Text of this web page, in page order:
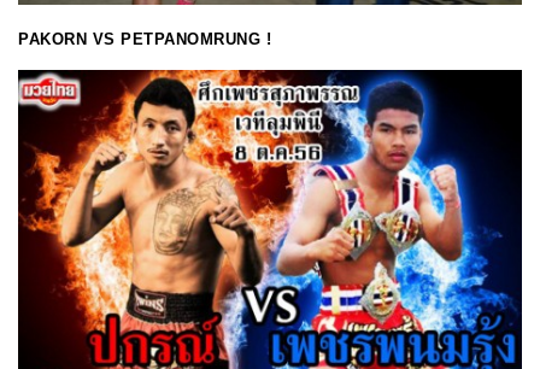
PAKORN VS PETPANOMRUNG !